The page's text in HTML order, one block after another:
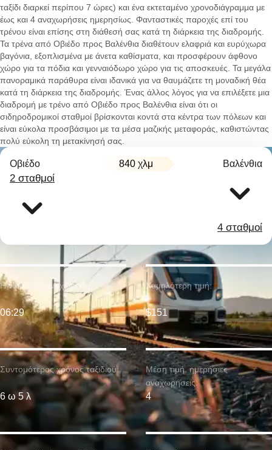
ταξίδι διαρκεί περίπου 7 ώρες) και ένα εκτεταμένο χρονοδιάγραμμα με
έως και 4 αναχωρήσεις ημερησίως. Φανταστικές παροχές επί του
τρένου είναι επίσης στη διάθεσή σας κατά τη διάρκεια της διαδρομής.
Τα τρένα από Οβιέδο προς Βαλένθια διαθέτουν ελαφριά και ευρύχωρα
βαγόνια, εξοπλισμένα με άνετα καθίσματα, και προσφέρουν άφθονο
χώρο για τα πόδια και γενναιόδωρο χώρο για τις αποσκευές. Τα μεγάλα
πανοραμικά παράθυρα είναι ιδανικά για να θαυμάζετε τη μοναδική θέα
κατά τη διάρκεια της διαδρομής. Ένας άλλος λόγος για να επιλέξετε μια
διαδρομή με τρένο από Οβιέδο προς Βαλένθια είναι ότι οι
σιδηροδρομικοί σταθμοί βρίσκονται κοντά στα κέντρα των πόλεων και
είναι εύκολα προσβάσιμοι με τα μέσα μαζικής μεταφοράς, καθιστώντας
πολύ εύκολη τη μετακίνησή σας.
Οβιέδο 840 χλμ Βαλένθια
2 σταθμοί
4 σταθμοί
Συντομότερος χρόνος ταξιδιού:
6 ω 5 λ
Η νωρίτερη αναχώρηση:
06:29
Χαμηλότερη τιμή:
$151
Μέση τιμή. ημερήσιες
αναχωρήσεις:
4